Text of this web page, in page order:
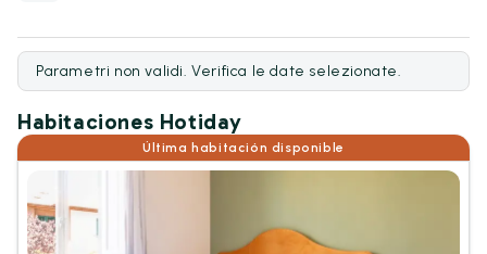
Parametri non validi. Verifica le date selezionate.
Habitaciones Hotiday
Última habitación disponible